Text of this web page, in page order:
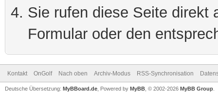
Sie rufen diese Seite direkt
Formular oder den
Kontakt OnGolf Nach oben Archiv-Modus RSS-Synchronisation
Deutsche Übersetzung: MyBBoard.de , Powered by MyBB , © 2002-2026 MyBB Group